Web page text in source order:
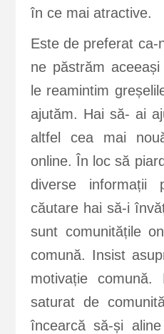
în ce mai atractive.
Este de preferat ca-
ne păstrăm
le reamintim
ajutăm. Hai să- ai
altfel cea mai
online. În loc să
diverse informații
căutare hai să-i
sunt comunitățile
comună. Insist
motivație comună.
saturat de
încearcă să-și